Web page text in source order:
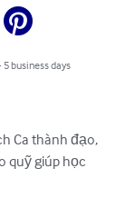
business days
Ca thành đạo,
quỹ giúp học